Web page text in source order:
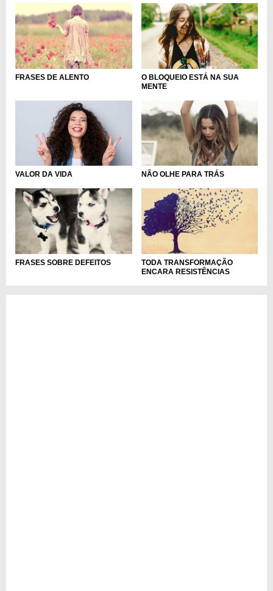
FRASES DE ALENTO
O BLOQUEIO ESTÁ NA SUA
MENTE
VALOR DA VIDA NÃO OLHE PARA TRÁS
FRASES SOBRE DEFEITOS
TODA TRANSFORMAÇÃO
ENCARA RESISTÊNCIAS